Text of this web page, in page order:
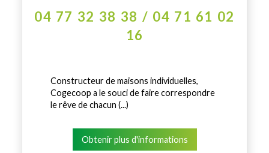
04 77 32 38 38 / 04 71 61 02
16
Constructeur de maisons individuelles,
Cogecoop a le souci de faire correspondre
le rêve de chacun (...)
Obtenir plus d'informations